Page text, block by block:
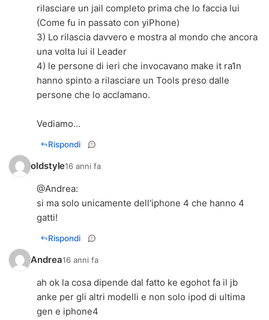
rilasciare un jail completo prima che lo faccia lui
(Come fu in passato con yiPhone)
3) Lo rilascia davvero e mostra al mondo che ancora
una volta lui il Leader
4) le persone di ieri che invocavano make it ra1n
hanno spinto a rilasciare un Tools preso dalle
persone che lo acclamano.
Vediamo...
Rispondi
oldstyle16 anni fa
@Andrea:
si ma solo unicamente dell'iphone 4 che hanno 4
gatti!
Rispondi
Andrea16 anni fa
ah ok la cosa dipende dal fatto ke egohot fa il jb
anke per gli altri modelli e non solo ipod di ultima
gen e iphone4